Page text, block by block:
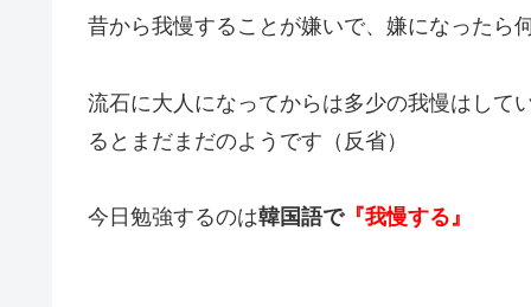
昔から我慢することが嫌いで、嫌になったら
流石に大人になってからは多少の我慢はして
るとまだまだのようです（反省）
今日勉強するのは韓国語で『我慢する』